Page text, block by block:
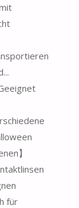
Geeignet
】
für